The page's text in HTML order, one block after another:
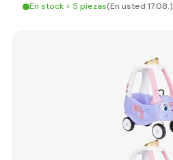
En stock > 5 piezas(En usted 17.08.)